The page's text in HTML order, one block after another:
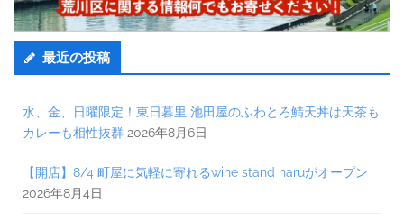
最近の投稿
水、金、日曜限定！東日暮里 池田屋のふわとろ鯖天丼は天茶も
カレーも相性抜群 2026年8月6日
【開店】8/4 町屋に気軽に寄れるwine stand haruがオープン
2026年8月4日